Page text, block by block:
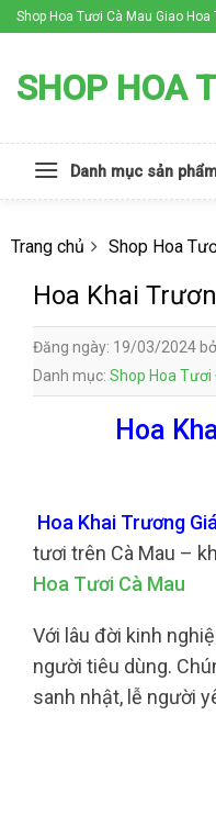
Skip
to
Shop Hoa Tươi Cà Mau Giao
SHOP HOA
Danh mục sản
Trang chủ Shop Hoa
Hoa Khai
Đăng ngày: 19/03/2024
Danh mục: Shop Hoa Tươi
Hoa
Hoa Khai Trương
tươi trên Cà Mau –
Hoa Tươi Cà Mau
Với lâu đời kinh
người tiêu dùng.
sanh nhật, lễ người